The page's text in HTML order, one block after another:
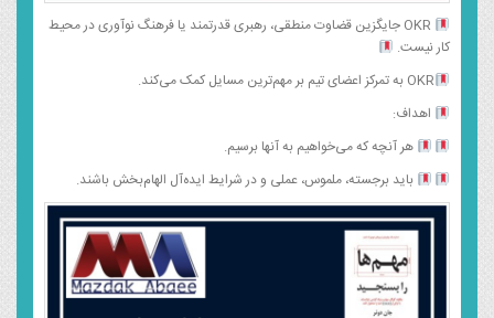
OKR جایگزین قضاوت منطقی، رهبری قدرتمند یا فرهنگ نوآوری در محیط
کار نیست.
OKR به تمرکز اعضای تیم بر مهم‌ترین مسایل کمک می‌کند.
اهداف:
هر آنچه که می‌خواهیم به آنها برسیم.
باید برجسته، ملموس، عملی و در شرایط ایده‌آل الهام‌بخش باشند.